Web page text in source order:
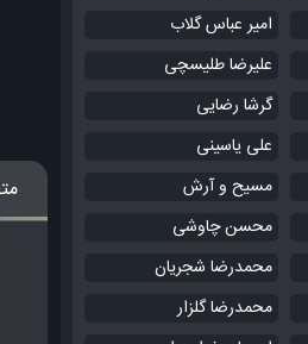
امیر عباس گلاب
علیرضا طلیسچی
گرشا رضایی
علی یاسینی
مسیح و آرش
محسن چاوشی
محمدرضا شجریان
محمدرضا گلزار